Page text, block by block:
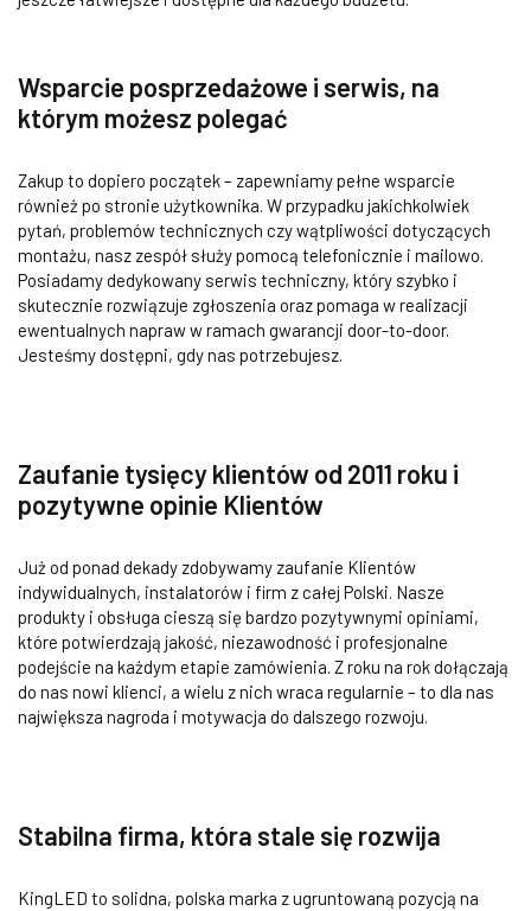
Wsparcie posprzedażowe i serwis, na
którym możesz polegać
Zakup to dopiero początek – zapewniamy pełne wsparcie
również po stronie użytkownika. W przypadku jakichkolwiek
pytań, problemów technicznych czy wątpliwości dotyczących
montażu, nasz zespół służy pomocą telefonicznie i mailowo.
Posiadamy dedykowany serwis techniczny, który szybko i
skutecznie rozwiązuje zgłoszenia oraz pomaga w realizacji
ewentualnych napraw w ramach gwarancji door-to-door.
Jesteśmy dostępni, gdy nas potrzebujesz.
Zaufanie tysięcy klientów od 2011 roku i
pozytywne opinie Klientów
Już od ponad dekady zdobywamy zaufanie Klientów
indywidualnych, instalatorów i firm z całej Polski. Nasze
produkty i obsługa cieszą się bardzo pozytywnymi opiniami,
które potwierdzają jakość, niezawodność i profesjonalne
podejście na każdym etapie zamówienia. Z roku na rok dołączają
do nas nowi klienci, a wielu z nich wraca regularnie – to dla nas
największa nagroda i motywacja do dalszego rozwoju.
Stabilna firma, która stale się rozwija
KingLED to solidna, polska marka z ugruntowaną pozycją na